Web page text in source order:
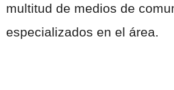
multitud de medios de
especializados en el área.